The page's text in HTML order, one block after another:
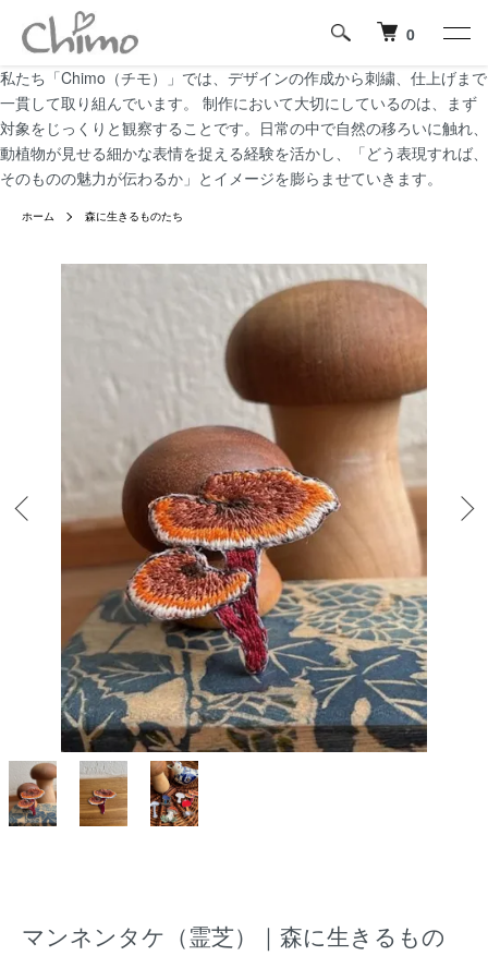
私たち「Chimo（チモ）」では、デザインの作成から刺繍、仕上げまで
一貫して取り組んでいます。 制作において大切にしているのは、まず
対象をじっくりと観察することです。日常の中で自然の移ろいに触れ、
動植物が見せる細かな表情を捉える経験を活かし、「どう表現すれば、
そのものの魅力が伝わるか」とイメージを膨らませていきます。
0
ホーム 森に生きるものたち
マンネンタケ（霊芝）｜森に生きるもの